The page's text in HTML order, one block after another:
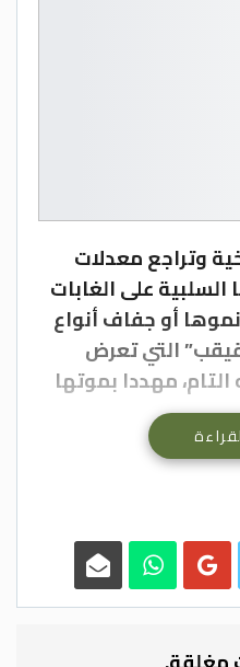
وتراجع معدلات
السلبية على الغابات
أو جفاف أنواع
التي تعرض
مهددا بموتها
الأمر مهتمين
البحث عن طرق
فنية متخصصة
في محاولة منها
أن يسبب إجهادا مائيا